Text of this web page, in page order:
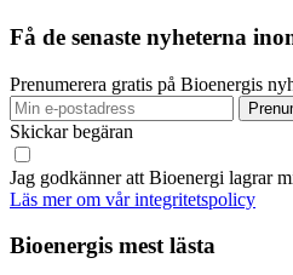
Få de senaste nyheterna
Prenumerera gratis på Bioenergis
Skickar begäran
Jag godkänner att Bioenergi lagrar
Läs mer om vår integritetspolicy
Bioenergis mest lästa